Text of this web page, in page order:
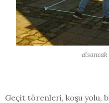
Geçit törenleri, koşu yolu,